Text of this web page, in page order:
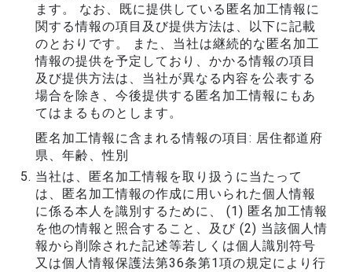
ます。 なお、既に提供している匿名加工情報に
関する情報の項目及び提供方法は、以下に記載
のとおりです。 また、当社は継続的な匿名加工
情報の提供を予定しており、かかる情報の項目
及び提供方法は、当社が異なる内容を公表する
場合を除き、今後提供する匿名加工情報にもあ
てはまるものとします。
匿名加工情報に含まれる情報の項目: 居住都道府
県、年齢、性別
当社は、匿名加工情報を取り扱うに当たって
は、匿名加工情報の作成に用いられた個人情報
に係る本人を識別するために、 (1) 匿名加工情報
を他の情報と照合すること、及び (2) 当該個人情
報から削除された記述等若しくは個人識別符号
又は個人情報保護法第36条第1項の規定により行